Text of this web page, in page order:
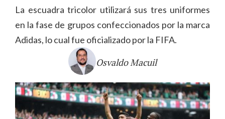
La escuadra tricolor utilizará sus tres uniformes
en la fase de grupos confeccionados por la marca
Adidas, lo cual fue oficializado por la FIFA.
Osvaldo Macuil